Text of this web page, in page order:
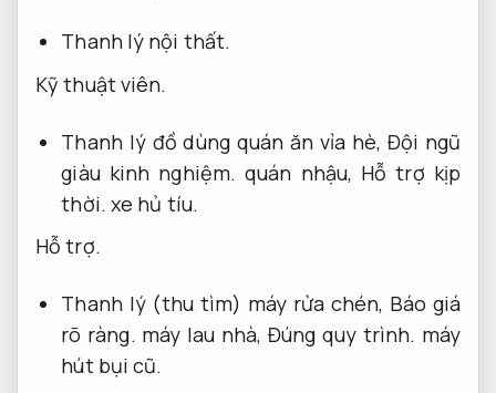
Thanh lý nội thất.
Kỹ thuật viên.
Thanh lý đồ dùng quán ăn vỉa hè, Đội ngũ
giàu kinh nghiệm. quán nhậu, Hỗ trợ kịp
thời. xe hủ tíu.
Hỗ trợ.
Thanh lý (thu tìm) máy rửa chén, Báo giá
rõ ràng. máy lau nhà, Đúng quy trình. máy
hút bụi cũ.